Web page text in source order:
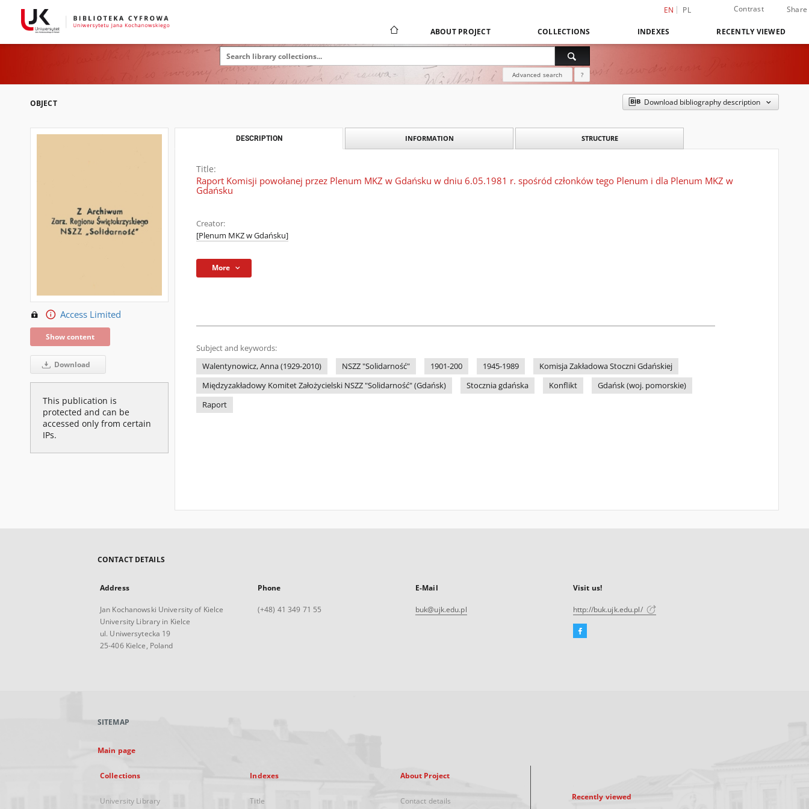
EN PL Contrast Share
ABOUT PROJECT COLLECTIONS INDEXES RECENTLY VIEWED
Advanced search ?
OBJECT Download bibliography description
Access Limited
Show content
Download
This publication is
protected and can be
accessed only from certain
IPs.
DESCRIPTION INFORMATION STRUCTURE
Title:
Raport Komisji powołanej przez Plenum MKZ w Gdańsku w dniu 6.05.1981 r. spośród członków tego Plenum i dla Plenum MKZ w
Gdańsku
Creator:
[Plenum MKZ w Gdańsku]
More
Subject and keywords:
Walentynowicz, Anna (1929-2010)
NSZZ "Solidarność" 1901-200 1945-1989
Komisja Zakładowa Stoczni Gdańskiej
Międzyzakładowy Komitet Założycielski NSZZ "Solidarność" (Gdańsk)
Stocznia gdańska Konflikt
Gdańsk (woj. pomorskie)
Raport
CONTACT DETAILS
Address
Jan Kochanowski University of Kielce
University Library in Kielce
ul. Uniwersytecka 19
25-406 Kielce, Poland
Phone
(+48) 41 349 71 55
E-Mail
buk@ujk.edu.pl
Visit us!
http://buk.ujk.edu.pl/
Facebook
SITEMAP
Main page
Collections
University Library
Indexes
Title
About Project
Contact details Recently viewed